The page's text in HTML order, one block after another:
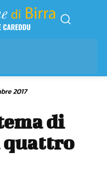
2017
di